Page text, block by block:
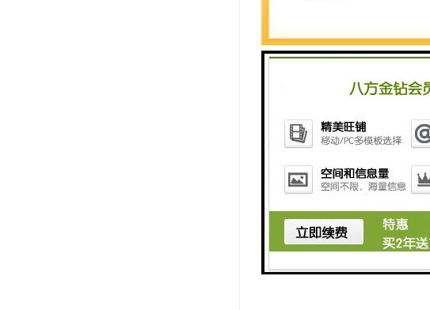
倾斜开关具有以下特点：
1. 灵敏度高：只要物体倾
2. 安装简单：只需要将开
3. 兼容性好：与数字信号
4. 使用寿命长：使用寿命